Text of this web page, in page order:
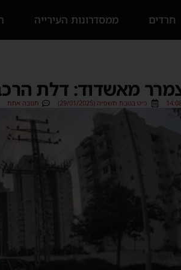
חרדים ממסדרונות העירייה
מאשדוד: דלת
כ״ט בטבת תשפ״ה (29/01/2025) תגובה אחת